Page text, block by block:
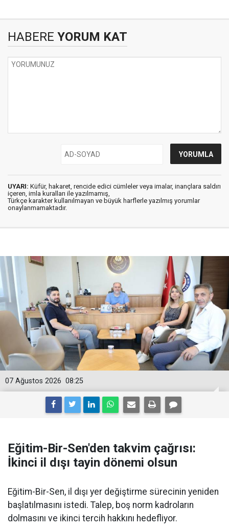
HABERE YORUM KAT
UYARI: Küfür, hakaret, rencide edici cümleler veya imalar, inançlara saldırı
içeren, imla kuralları ile yazılmamış,
Türkçe karakter kullanılmayan ve büyük harflerle yazılmış yorumlar
onaylanmamaktadır.
08:25
07 Ağustos 2026
Eğitim-Bir-Sen'den takvim çağrısı:
İkinci il dışı tayin dönemi olsun
Eğitim-Bir-Sen, il dışı yer değiştirme sürecinin yeniden
başlatılmasını istedi. Talep, boş norm kadroların
dolmasını ve ikinci tercih hakkını hedefliyor.